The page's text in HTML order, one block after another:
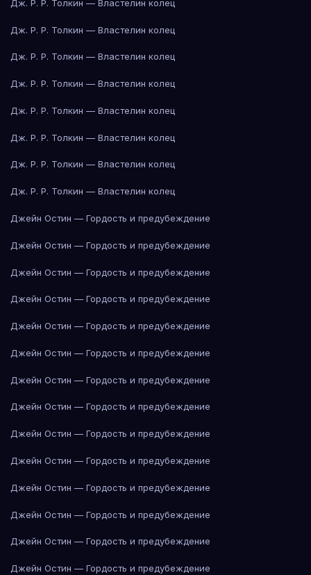
Дж. Р. Р. Толкин — Властелин колец
Дж. Р. Р. Толкин — Властелин колец
Дж. Р. Р. Толкин — Властелин колец
Дж. Р. Р. Толкин — Властелин колец
Дж. Р. Р. Толкин — Властелин колец
Дж. Р. Р. Толкин — Властелин колец
Дж. Р. Р. Толкин — Властелин колец
Дж. Р. Р. Толкин — Властелин колец
Джейн Остин — Гордость и предубеждение
Джейн Остин — Гордость и предубеждение
Джейн Остин — Гордость и предубеждение
Джейн Остин — Гордость и предубеждение
Джейн Остин — Гордость и предубеждение
Джейн Остин — Гордость и предубеждение
Джейн Остин — Гордость и предубеждение
Джейн Остин — Гордость и предубеждение
Джейн Остин — Гордость и предубеждение
Джейн Остин — Гордость и предубеждение
Джейн Остин — Гордость и предубеждение
Джейн Остин — Гордость и предубеждение
Джейн Остин — Гордость и предубеждение
Джейн Остин — Гордость и предубеждение